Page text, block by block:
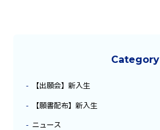
Category
【出願会】新入生
【願書配布】新入生
ニュース